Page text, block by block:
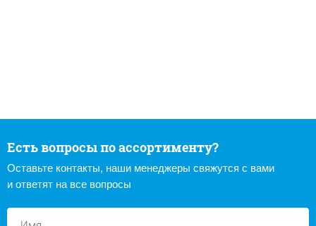
Есть вопросы по ассортименту?
Оставьте контакты, наши менеджеры свяжутся с вами
и ответят на все вопросы